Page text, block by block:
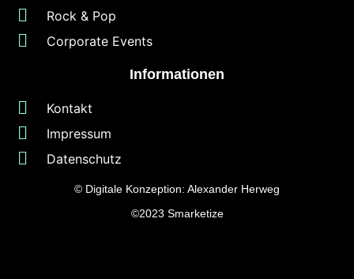
Informationen
Kontakt
Impressum
Datenschutz
Rock & Pop
Corporate Events
© Digitale Konzeption: Alexander Herweg
©2023 Smarketize